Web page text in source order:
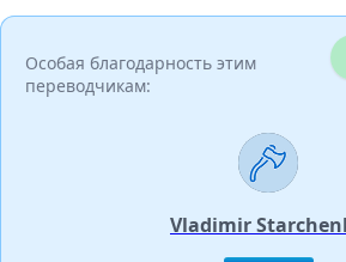
Особая благодарность этим
переводчикам:
Vladimir